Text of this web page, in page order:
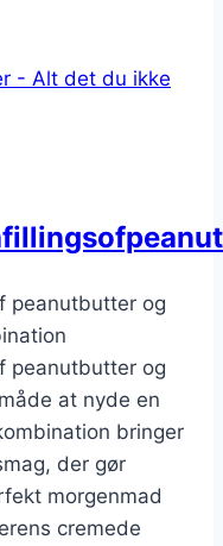
peanutbutter og
peanutbutter og
at nyde en
bringer
der gør
morgenmad
cremede